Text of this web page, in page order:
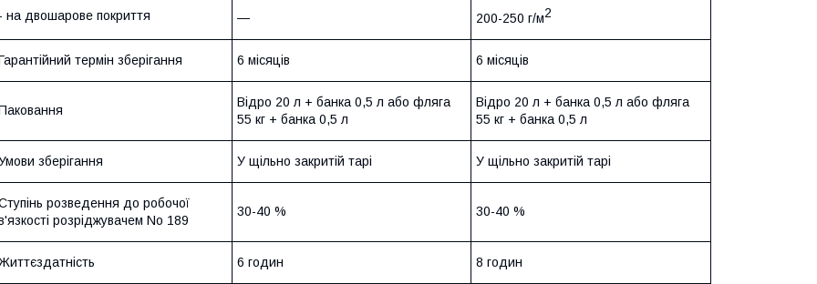
на двошарове покриття
— 200-250 г/м2
термін зберігання 6 місяців 6 місяців
Відро 20 л + банка 0,5 л або фляга
55 кг + банка 0,5 л
Відро 20 л + банка 0,5 л або фляга
55 кг + банка 0,5 л
зберігання У щільно закритій тарі У щільно закритій тарі
розведення до робочої
розріджувачем No 189
30-40 % 30-40 %
6 годин 8 годин